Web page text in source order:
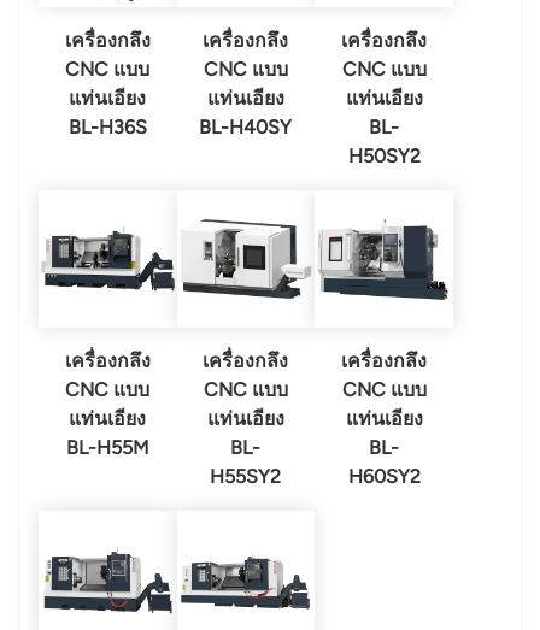
เครื่องกลึง
CNC แบบ
แท่นเอียง
BL-H36S
เครื่องกลึง
CNC แบบ
แท่นเอียง
BL-H40SY
เครื่องกลึง
CNC แบบ
แท่นเอียง
BL-
H50SY2
เครื่องกลึง
CNC แบบ
แท่นเอียง
BL-H55M
เครื่องกลึง
CNC แบบ
แท่นเอียง
BL-
H55SY2
เครื่องกลึง
CNC แบบ
แท่นเอียง
BL-
H60SY2